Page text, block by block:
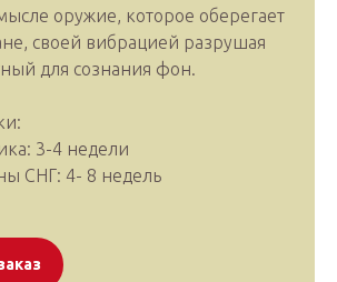
оружие, которое оберегает
своей вибрацией разрушая
для сознания фон.
3-4 недели
СНГ: 4- 8 недель